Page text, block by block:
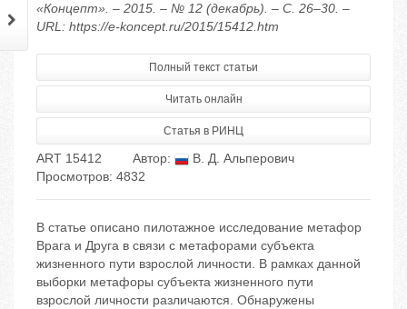
«Концепт». – 2015. – № 12 (декабрь). – С. 26–30. –
URL: https://e-koncept.ru/2015/15412.htm
Полный текст статьи
Читать онлайн
Статья в РИНЦ
ART 15412 Автор:
В. Д. Альперович
Просмотров: 4832
В статье описано пилотажное исследование метафор
Врага и Друга в связи с метафорами субъекта
жизненного пути взрослой личности. В рамках данной
выборки метафоры субъекта жизненного пути
взрослой личности различаются. Обнаружены